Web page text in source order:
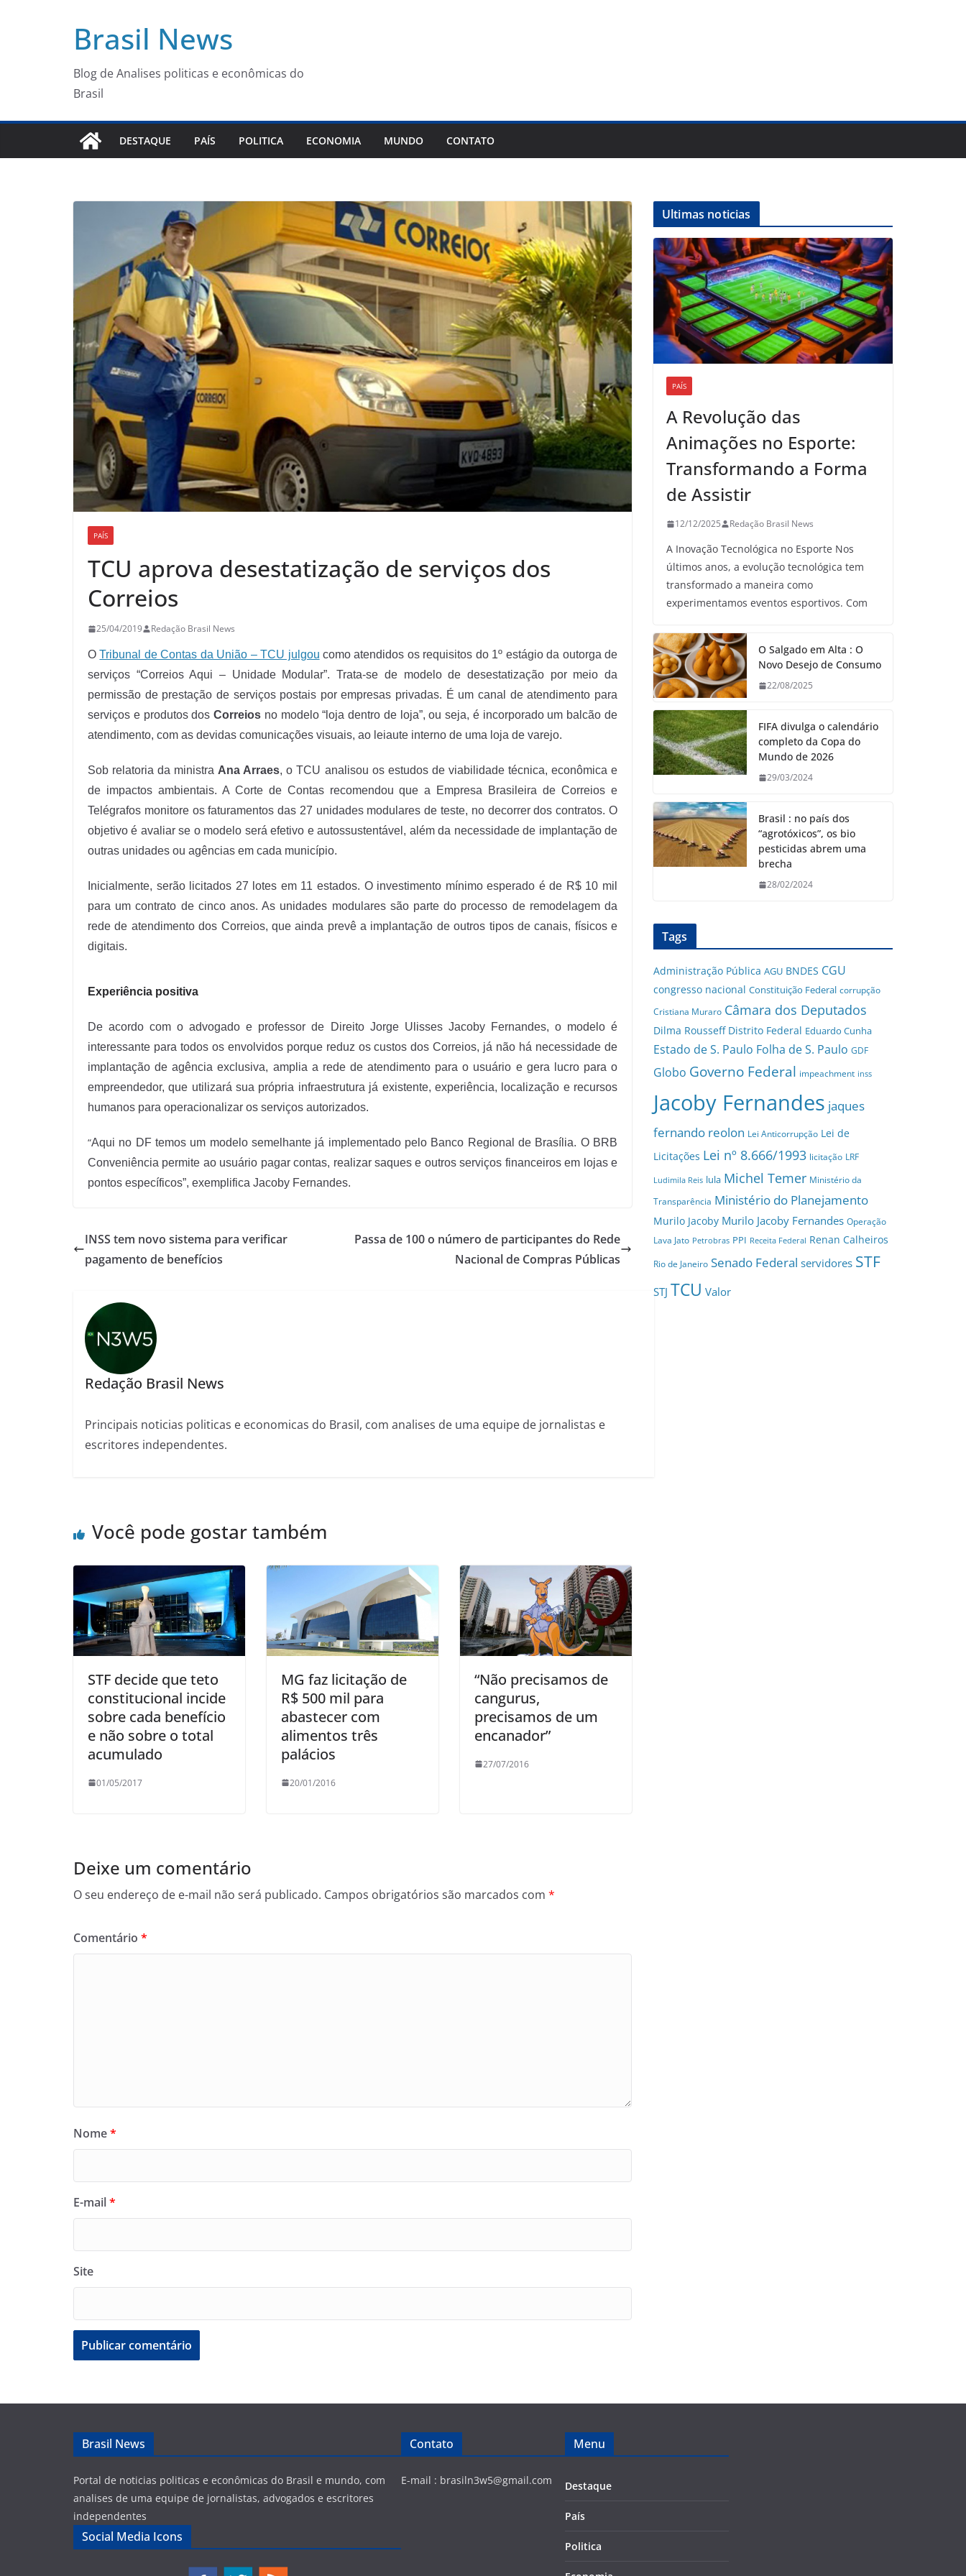
Brasil News
Blog de Analises politicas e econômicas do
Brasil
DESTAQUE PAÍS POLITICA ECONOMIA MUNDO CONTATO
PAÍS
TCU aprova desestatização de serviços dos
Correios
25/04/2019 Redação Brasil News
OTribunal de Contas da União – TCU julgou como atendidos os requisitos do 1º estágio da outorga de
serviços “Correios Aqui – Unidade Modular”. Trata-se de modelo de desestatização por meio da
permissão de prestação de serviços postais por empresas privadas. É um canal de atendimento para
serviços e produtos dosCorreios no modelo “loja dentro de loja”, ou seja, é incorporado um balcão de
atendimento, com as devidas comunicações visuais, ao leiaute interno de uma loja de varejo.
Sob relatoria da ministra Ana Arraes, o TCU analisou os estudos de viabilidade técnica, econômica e
de impactos ambientais. A Corte de Contas recomendou que a Empresa Brasileira de Correios e
Telégrafos monitore os faturamentos das 27 unidades modulares de teste, no decorrer dos contratos. O
objetivo é avaliar se o modelo será efetivo e autossustentável, além da necessidade de implantação de
outras unidades ou agências em cada município.
Inicialmente, serão licitados 27 lotes em 11 estados. O investimento mínimo esperado é de R$ 10 mil
para um contrato de cinco anos. As unidades modulares são parte do processo de remodelagem da
rede de atendimento dos Correios, que ainda prevê a implantação de outros tipos de canais, físicos e
digitais.
Experiência positiva
De acordo com o advogado e professor de Direito Jorge Ulisses Jacoby Fernandes, o modelo é
interessante para todos os envolvidos porque reduz os custos dos Correios, já não há necessidade de
implantação de agência exclusiva, amplia a rede de atendimento para o usuário e gera lucro para o
empreendedor, que utilizará sua própria infraestrutura já existente, experiência, localização e recursos
humanos para operacionalizar os serviços autorizados.
“Aqui no DF temos um modelo semelhante já implementado pelo Banco Regional de Brasília. O BRB
Conveniência permite ao usuário pagar contas, realizar saques e outros serviços financeiros em lojas e
pontos específicos”, exemplifica Jacoby Fernandes.
INSS tem novo sistema para verificar
pagamento de benefícios
Passa de 100 o número de participantes do Rede
Nacional de Compras Públicas
Redação Brasil News
Principais noticias politicas e economicas do Brasil, com analises de uma equipe de jornalistas e
escritores independentes.
Você pode gostar também
STF decide que teto
constitucional incide
sobre cada benefício
e não sobre o total
acumulado
01/05/2017
MG faz licitação de
R$ 500 mil para
abastecer com
alimentos três
palácios
20/01/2016
“Não precisamos de
cangurus,
precisamos de um
encanador”
27/07/2016
Deixe um comentário
O seu endereço de e-mail não será publicado. Campos obrigatórios são marcados com *
Comentário *
Nome*
E-mail*
Site
Ultimas noticias
PAÍS
A Revolução das
Animações no Esporte:
Transformando a Forma
de Assistir
12/12/2025 Redação Brasil News
A Inovação Tecnológica no Esporte Nos
últimos anos, a evolução tecnológica tem
transformado a maneira como
experimentamos eventos esportivos. Com
O Salgado em Alta : O
Novo Desejo de Consumo
22/08/2025
FIFA divulga o calendário
completo da Copa do
Mundo de 2026
29/03/2024
Brasil : no país dos
“agrotóxicos”, os bio
pesticidas abrem uma
brecha
28/02/2024
Tags
Administração Pública AGU BNDES CGU
congresso nacional Constituição Federal corrupção
Cristiana Muraro Câmara dos Deputados
Dilma Rousseff Distrito Federal Eduardo Cunha
Estado de S. Paulo Folha de S. Paulo GDF
Globo Governo Federal impeachment inss
Jacoby Fernandes jaques
fernando reolon Lei Anticorrupção Lei de
Licitações Lei nº 8.666/1993 licitação LRF
Ludimila Reis lula Michel Temer Ministério da
Transparência Ministério do Planejamento
Murilo Jacoby Murilo Jacoby Fernandes Operação
Lava Jato Petrobras PPI Receita Federal Renan Calheiros
Rio de Janeiro Senado Federal servidores STF
STJ TCU Valor
Brasil News
Portal de noticias politicas e econômicas do Brasil e mundo, com
analises de uma equipe de jornalistas, advogados e escritores
independentes
Social Media Icons
Contato
E-mail : brasiln3w5@gmail.com
Menu
Destaque
País
Politica